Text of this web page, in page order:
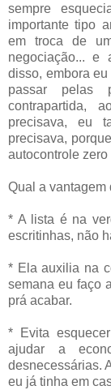
sempre
importante tipo
em troca de
negociação... e
disso, embora
passar pelas
contrapartida,
precisava, eu
precisava,
autocontrole zero
Qual a vantagem
* A lista é na
escritinhas, não
* Ela auxilia na
semana eu faço
prá acabar.
* Evita
ajudar a
desnecessárias.
eu já tinha em